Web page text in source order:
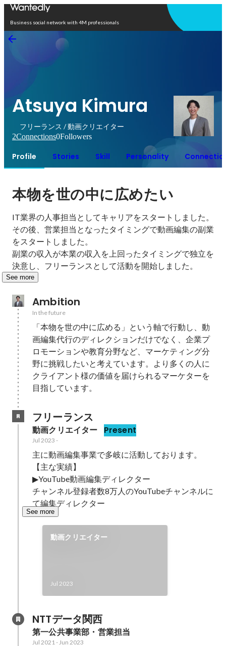
Business social network with 4M professionals
Atsuya Kimura
フリーランス / 動画クリエイター
2Connections0Followers
Profile Stories Skill Personality
本物を世の中に広めたい
IT業界の人事担当としてキャリアをスタートしました。
その後、営業担当となったタイミングで動画編集の副業
をスタートしました。
副業の収入が本業の収入を上回ったタイミングで独立を
決意し、フリーランスとして活動を開始しました。
See more
Ambition
In the future
「本物を世の中に広める」という軸で行動し、動
画編集代行のディレクションだけでなく、企業プ
ロモーションや教育分野など、マーケティング分
野に挑戦したいと考えています。より多くの人に
クライアント様の価値を届けられるマーケターを
目指しています。
フリーランス
動画クリエイター Present
Jul 2023 -
主に動画編集事業で多岐に活動しております。
【主な実績】
▶︎YouTube動画編集ディレクター
チャンネル登録者数8万人のYouTubeチャンネルに
て編集ディレクター
See more
動画クリエイター
Jul 2023
NTTデータ関西
第一公共事業部・営業担当
Jul 2021-Jun 2023